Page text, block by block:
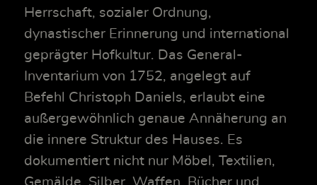
Herrschaft, sozialer Ordnung,
dynastischer Erinnerung und international
geprägter Hofkultur. Das General-
Inventarium von 1752, angelegt auf
Befehl Christoph Daniels, erlaubt eine
außergewöhnlich genaue Annäherung an
die innere Struktur des Hauses. Es
dokumentiert nicht nur Möbel, Textilien,